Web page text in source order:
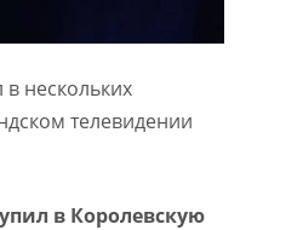
нескольких
телевидении
в Королевскую